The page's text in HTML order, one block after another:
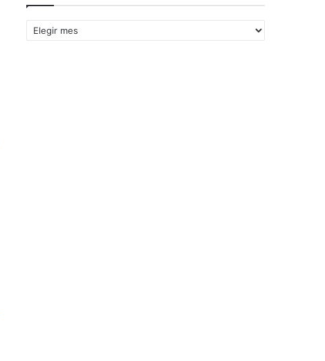
Archivos